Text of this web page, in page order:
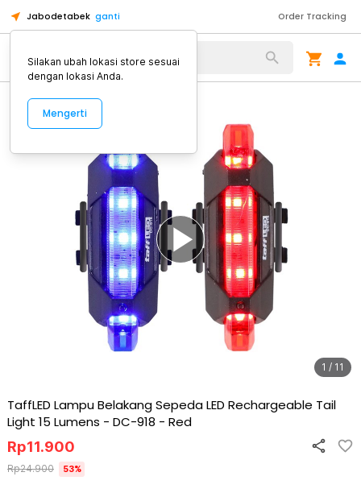
Jabodetabek ganti Order Tracking
Alat Kopi
1 / 11
TaffLED Lampu Belakang Sepeda LED Rechargeable Tail
Light 15 Lumens - DC-918 - Red
Rp11.900
Rp24.900 53%
Silakan ubah lokasi store sesuai
dengan lokasi Anda.
Mengerti